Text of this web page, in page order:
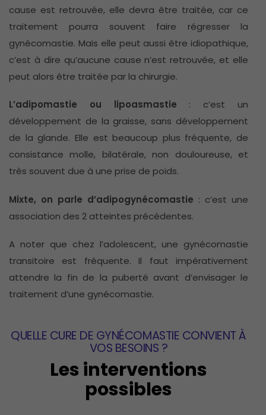
cause est retrouvée, elle devra être traitée, car ce
traitement pourra souvent faire régresser la
gynécomastie. Mais elle peut aussi être idiopathique,
c’est à dire qu’aucune cause n’est retrouvée, et elle
peut alors être traitée par la chirurgie.
L’adipomastie ou lipoasmastie : c’est un
développement de la graisse, sans développement
de la glande. Elle est beaucoup plus fréquente, de
consistance molle, bilatérale, non douloureuse, et
très souvent due à une prise de poids.
Mixte, on parle d’adipogynécomastie : c’est une
association des 2 atteintes précédentes.
A noter que chez l’adolescent, une gynécomastie
transitoire est fréquente. Il faut impérativement
attendre la fin de la puberté avant d’envisager le
traitement d’une gynécomastie.
QUELLE CURE DE GYNÉCOMASTIE CONVIENT À
VOS BESOINS ?
Les interventions
possibles